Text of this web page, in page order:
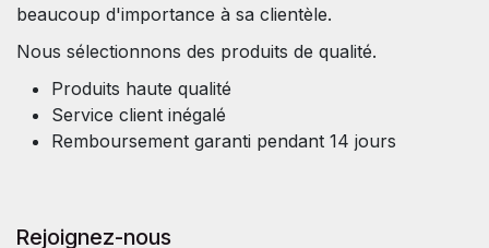
beaucoup d'importance à sa clientèle.
Nous sélectionnons des produits de qualité.
Produits haute qualité
Service client inégalé
Remboursement garanti pendant 14 jours
Rejoignez-nous